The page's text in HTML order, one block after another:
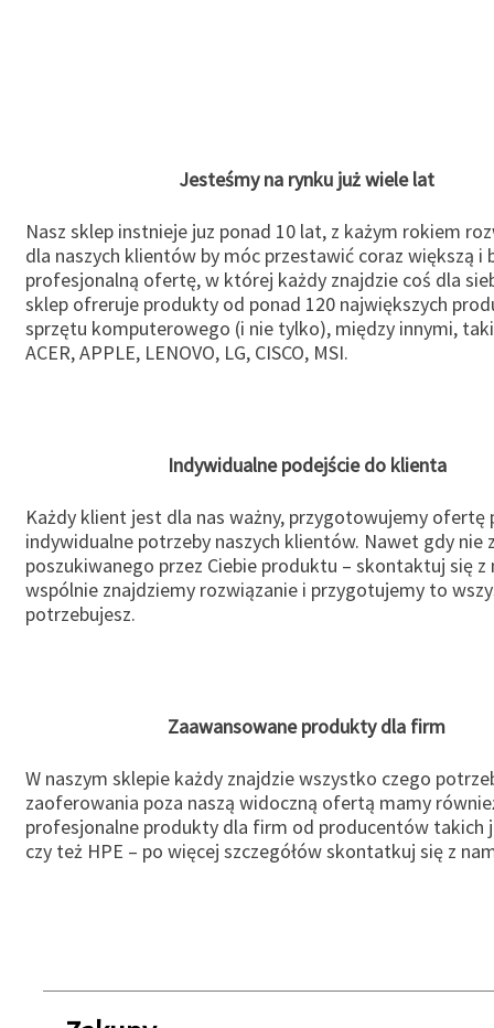
Jesteśmy na rynku już wiele lat
Nasz sklep instnieje juz ponad 10 lat, z każym rokiem
dla naszych klientów by móc przestawić coraz większą i
profesjonalną ofertę, w której każdy znajdzie coś dla
sklep ofreruje produkty od ponad 120 największych
sprzętu komputerowego (i nie tylko), między innymi,
ACER, APPLE, LENOVO, LG, CISCO, MSI.
Indywidualne podejście do klienta
Każdy klient jest dla nas ważny, przygotowujemy ofertę
indywidualne potrzeby naszych klientów. Nawet gdy nie
poszukiwanego przez Ciebie produktu – skontaktuj się z
wspólnie znajdziemy rozwiązanie i przygotujemy to
potrzebujesz.
Zaawansowane produkty dla firm
W naszym sklepie każdy znajdzie wszystko czego
zaoferowania poza naszą widoczną ofertą mamy
profesjonalne produkty dla firm od producentów takich
czy też HPE – po więcej szczegółów skontatkuj się z